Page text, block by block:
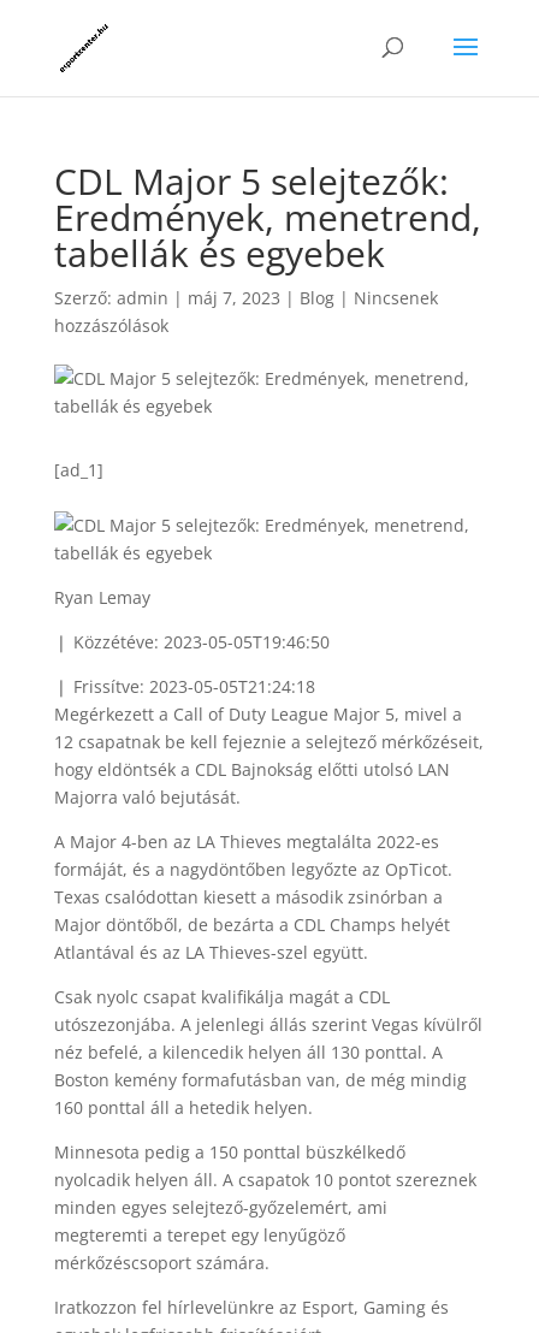
CDL Major 5 selejtezők:
Eredmények, menetrend,
tabellák és egyebek
Szerző: admin | máj 7, 2023 | Blog| Nincsenek
hozzászólások
[ad_1]
Ryan Lemay
❘ Közzétéve: 2023-05-05T19:46:50
❘ Frissítve: 2023-05-05T21:24:18
Megérkezett a Call of Duty League Major 5, mivel a
12 csapatnak be kell fejeznie a selejtező mérkőzéseit,
hogy eldöntsék a CDL Bajnokság előtti utolsó LAN
Majorra való bejutását.
A Major 4-ben az LA Thieves megtalálta 2022-es
formáját, és a nagydöntőben legyőzte az OpTicot.
Texas csalódottan kiesett a második zsinórban a
Major döntőből, de bezárta a CDL Champs helyét
Atlantával és az LA Thieves-szel együtt.
Csak nyolc csapat kvalifikálja magát a CDL
utószezonjába. A jelenlegi állás szerint Vegas kívülről
néz befelé, a kilencedik helyen áll 130 ponttal. A
Boston kemény formafutásban van, de még mindig
160 ponttal áll a hetedik helyen.
Minnesota pedig a 150 ponttal büszkélkedő
nyolcadik helyen áll. A csapatok 10 pontot szereznek
minden egyes selejtező-győzelemért, ami
megteremti a terepet egy lenyűgöző
mérkőzéscsoport számára.
Iratkozzon fel hírlevelünkre az Esport, Gaming és